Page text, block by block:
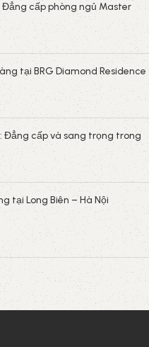
cấp phòng ngủ Master
tại BRG Diamond Residence
Đẳng cấp và sang trọng trong
tại Long Biên – Hà Nội